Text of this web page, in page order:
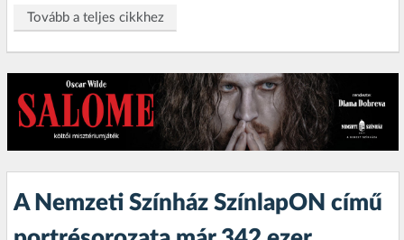
Tovább a teljes cikkhez
A Nemzeti Színház SzínlapON című